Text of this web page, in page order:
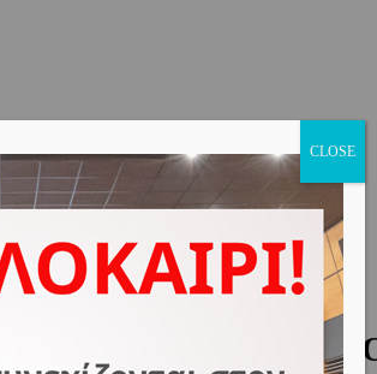
ΣΥΧΝΕΣ ΕΡΩΤΗΣΕΙΣ ΕΠΙΚΟΙΝΩΝΙΑ
Ο
CLOSE